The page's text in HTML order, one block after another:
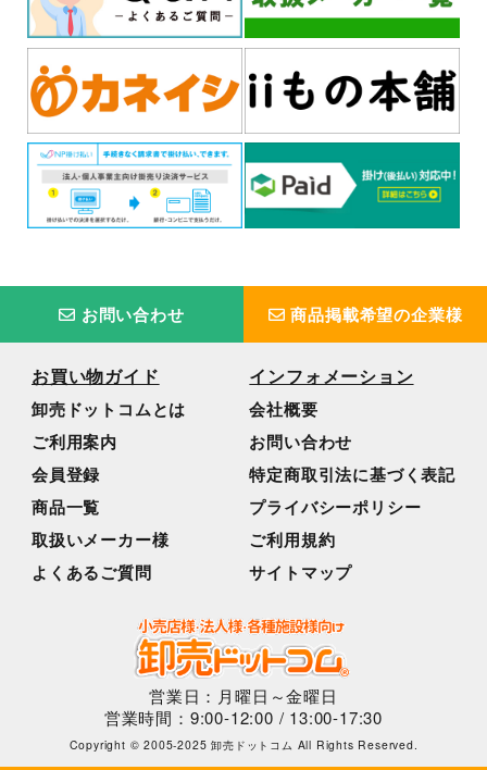
お問い合わせ 商品掲載希望の企業様
お買い物ガイド
卸売ドットコムとは
ご利用案内
会員登録
商品一覧
取扱いメーカー様
よくあるご質問
インフォメーション
会社概要
お問い合わせ
特定商取引法に基づく表記
プライバシーポリシー
ご利用規約
サイトマップ
営業日：月曜日～金曜日
営業時間：9:00-12:00 / 13:00-17:30
Copyright © 2005-2025 卸売ドットコム All Rights Reserved.